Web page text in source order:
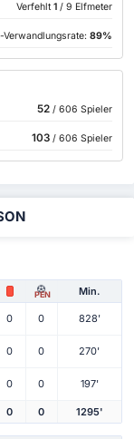
Verfehlt 1 / 9 Elfmeter
Verwandlungsrate: 89%
52/ 606 Spieler
103/ 606 Spieler
PEN Min.
0 0 828'
0 0 270'
0 0 197'
0 0 1295'